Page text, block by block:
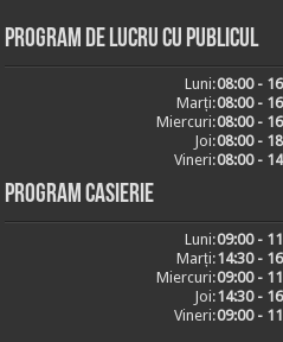
Program de lucru cu publicul
Luni:08:00 -
Marți:08:00 -
Miercuri:08:00 -
Joi:08:00 -
Vineri:08:00 -
Program casierie
Luni:09:00 -
Marți:14:30 -
Miercuri:09:00 -
Joi:14:30 -
Vineri:09:00 -